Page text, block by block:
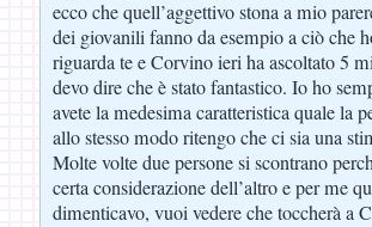
ecco che quell’aggettivo stona a mio
dei giovanili fanno da esempio a ciò che
riguarda te e Corvino ieri ha ascoltato 5
devo dire che è stato fantastico. Io ho
avete la medesima caratteristica quale la
allo stesso modo ritengo che ci sia una
Molte volte due persone si scontrano
certa considerazione dell’altro e per me
dimenticavo, vuoi vedere che toccherà a